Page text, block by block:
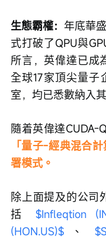
生態霸權：年底華
式打破了QPU與
所言，英偉達已
全球17家頂尖量
室，均已悉數納入
隨着英偉達CUDA-
「量子-經典混合
署模式。
除上面提及的公司
括 $Infleqtion
(HON.US)$ 、